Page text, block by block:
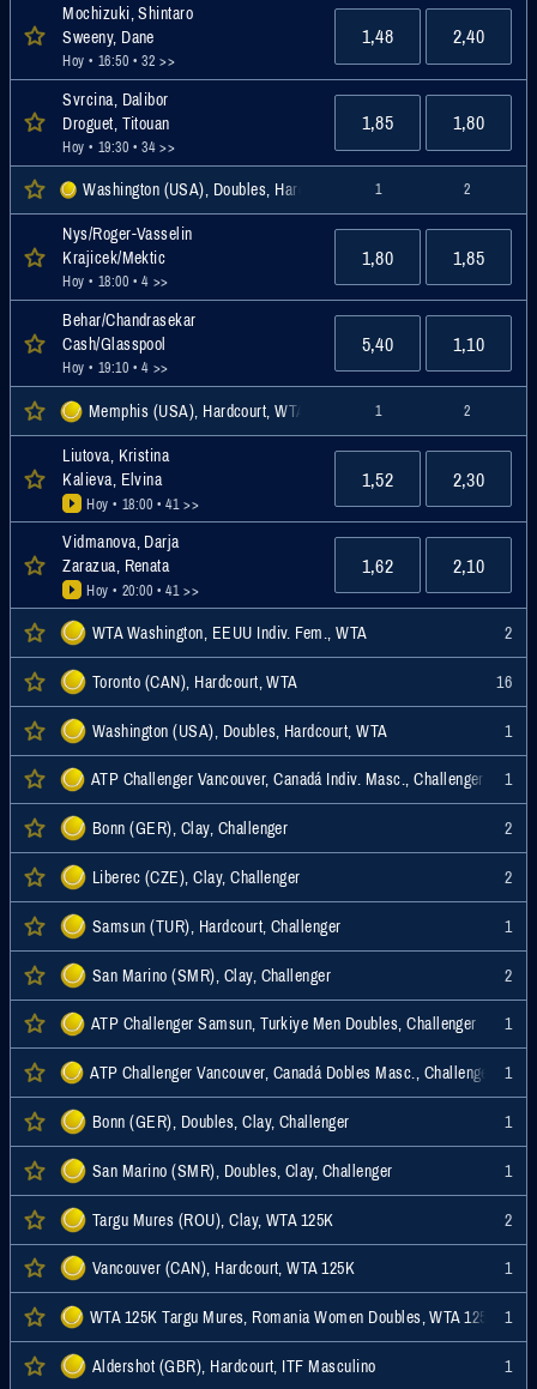
Mochizuki, Shintaro
Sweeny, Dane
Hoy • 16:50 • 32 >>
1,48 2,40
Svrcina, Dalibor
Droguet, Titouan
Hoy • 19:30 • 34 >>
1,85 1,80
Washington (USA), Doubles, Hardcourt, ATP 1 2
Nys/Roger-Vasselin
Krajicek/Mektic
Hoy • 18:00 • 4 >>
1,80 1,85
Behar/Chandrasekar
Cash/Glasspool
Hoy • 19:10 • 4 >>
5,40 1,10
Memphis (USA), Hardcourt, WTA 1 2
Liutova, Kristina
Kalieva, Elvina
Hoy • 18:00 • 41 >>
1,52 2,30
Vidmanova, Darja
Zarazua, Renata
Hoy • 20:00 • 41 >>
1,62 2,10
WTA Washington, EEUU Indiv. Fem., WTA 2
Toronto (CAN), Hardcourt, WTA 16
Washington (USA), Doubles, Hardcourt, WTA 1
ATP Challenger Vancouver, Canadá Indiv. Masc., Challenger 1
Bonn (GER), Clay, Challenger 2
Liberec (CZE), Clay, Challenger 2
Samsun (TUR), Hardcourt, Challenger 1
San Marino (SMR), Clay, Challenger 2
ATP Challenger Samsun, Turkiye Men Doubles, Challenger 1
ATP Challenger Vancouver, Canadá Dobles Masc., Challenger 1
Bonn (GER), Doubles, Clay, Challenger 1
San Marino (SMR), Doubles, Clay, Challenger 1
Targu Mures (ROU), Clay, WTA 125K 2
Vancouver (CAN), Hardcourt, WTA 125K 1
WTA 125K Targu Mures, Romania Women Doubles, WTA 125K 1
Aldershot (GBR), Hardcourt, ITF Masculino 1